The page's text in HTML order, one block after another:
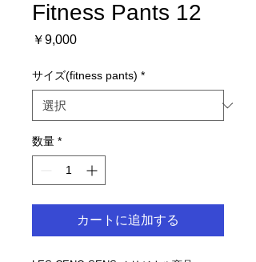
Fitness Pants 12
￥9,000価
サイズ(fitness pants) *
数量 *
カートに追加する